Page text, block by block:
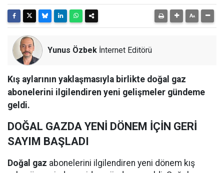
Yunus Özbek İnternet Editörü
Kış aylarının yaklaşmasıyla birlikte doğal gaz
abonelerini ilgilendiren yeni gelişmeler gündeme
geldi.
DOĞAL GAZDA YENİ DÖNEM İÇİN GERİ
SAYIM BAŞLADI
Doğal gaz abonelerini ilgilendiren yeni dönem kış